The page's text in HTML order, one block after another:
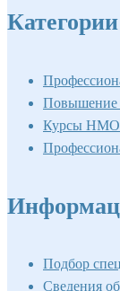
Категории
Повышение
Курсы НМО
Подбор
Сведения